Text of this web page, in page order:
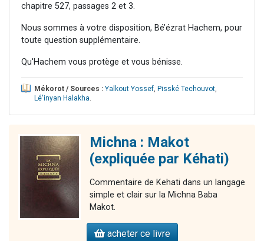
chapitre 527, passages 2 et 3.
Nous sommes à votre disposition, Bé’ézrat Hachem, pour
toute question supplémentaire.
Qu'Hachem vous protège et vous bénisse.
Mékorot / Sources : Yalkout Yossef, Pisské Techouvot,
Lé'inyan Halakha.
Michna : Makot
(expliquée par Kéhati)
Commentaire de Kehati dans un langage
simple et clair sur la Michna Baba
Makot.
acheter ce livre